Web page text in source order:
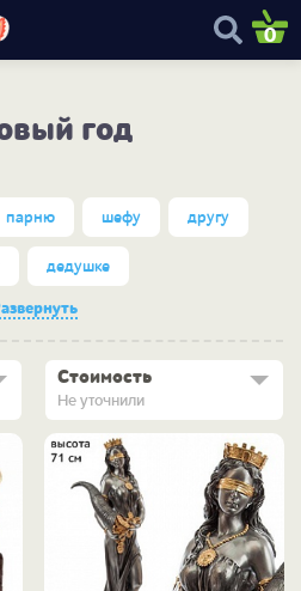
0
год
парню шефу другу
дедушке
Стоимость
Не уточнили